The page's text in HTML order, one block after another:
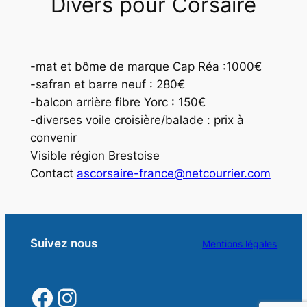
-mat et bôme de marque Cap Réa :1000€
-safran et barre neuf : 280€
-balcon arrière fibre Yorc : 150€
-diverses voile croisière/balade : prix à
convenir
Visible région Brestoise
Contact ascorsaire-france@netcourrier.com
Suivez nous
https://
https://
Mentions légales